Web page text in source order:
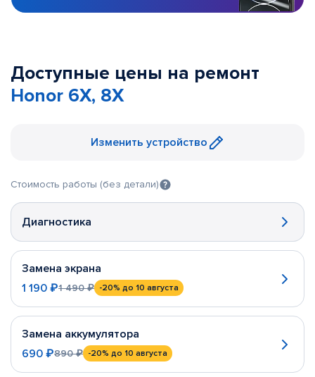
Доступные цены на ремонт
Honor 6X, 8X
Изменить устройство
Стоимость работы (без детали)
Диагностика
Замена экрана
1 190 ₽1 490 ₽ -20% до 10 августа
Замена аккумулятора
690 ₽890 ₽ -20% до 10 августа